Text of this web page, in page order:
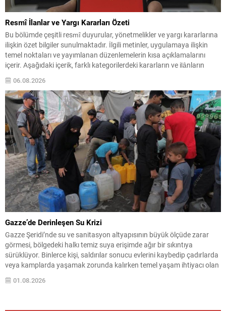
Resmî İlanlar ve Yargı Kararları Özeti
Bu bölümde çeşitli resmî duyurular, yönetmelikler ve yargı kararlarına
ilişkin özet bilgiler sunulmaktadır. İlgili metinler, uygulamaya ilişkin
temel noktaları ve yayımlanan düzenlemelerin kısa açıklamalarını
içerir. Aşağıdaki içerik, farklı kategorilerdeki kararların ve ilânların
kolay okunur biçimde düzenlenmiş hâlidir. Önemli başlıklar kalın ve altı
çizili şekilde vurgulanmıştır; böylece dikkat çeken maddeler çabuk...
06.08.2026
Gazze’de Derinleşen Su Krizi
Gazze Şeridi’nde su ve sanitasyon altyapısının büyük ölçüde zarar
görmesi, bölgedeki halkı temiz suya erişimde ağır bir sıkıntıya
sürüklüyor. Binlerce kişi, saldırılar sonucu evlerini kaybedip çadırlarda
veya kamplarda yaşamak zorunda kalırken temel yaşam ihtiyacı olan
suya ulaşabilmek için sürekli çaba harcıyor. Su dağıtımları sınırlı ve
düzensiz olduğundan aileler süregelen belirsizlikle...
01.08.2026